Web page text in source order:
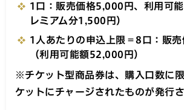
1口：販売価格5,000円、利用可
レミアム分1,500円）
1人あたりの申込上限＝8口：販
（利用可能額52,000円）
※チケット型商品券は、購入口数に限
ケットにチャージされたものが発行さ